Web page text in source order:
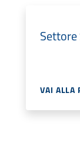
Settore
VAI ALLA